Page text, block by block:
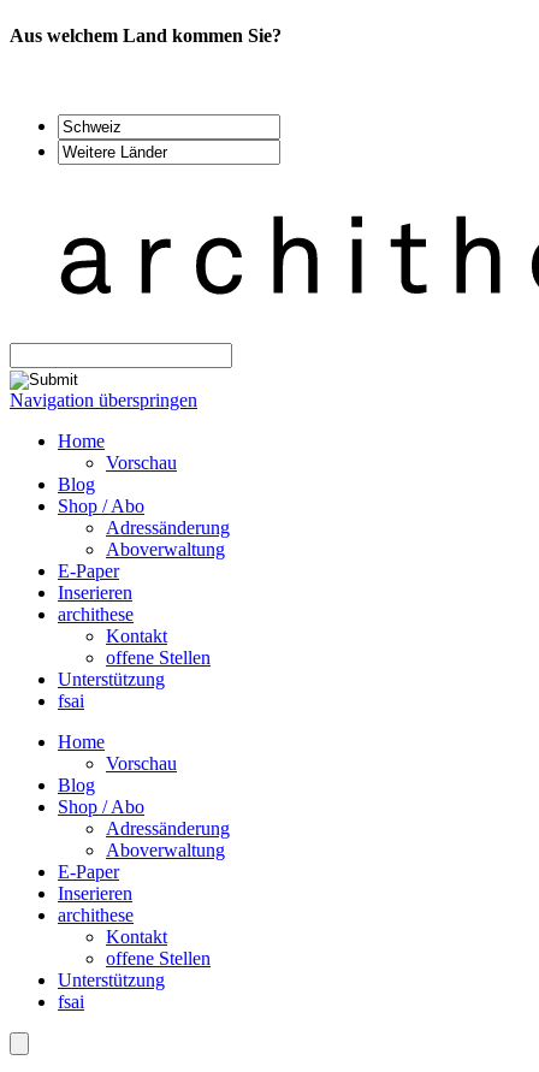
Aus welchem Land kommen Sie?
Navigation überspringen
Home
Vorschau
Blog
Shop / Abo
Adressänderung
Aboverwaltung
E-Paper
Inserieren
archithese
Kontakt
offene Stellen
Unterstützung
fsai
Home
Vorschau
Blog
Shop / Abo
Adressänderung
Aboverwaltung
E-Paper
Inserieren
archithese
Kontakt
offene Stellen
Unterstützung
fsai